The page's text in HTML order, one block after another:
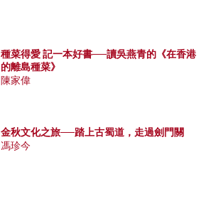
種菜得愛 記一本好書──讀吳燕青的《在香港
的離島種菜》
陳家偉
金秋文化之旅──踏上古蜀道，走過劍門關
馮珍今